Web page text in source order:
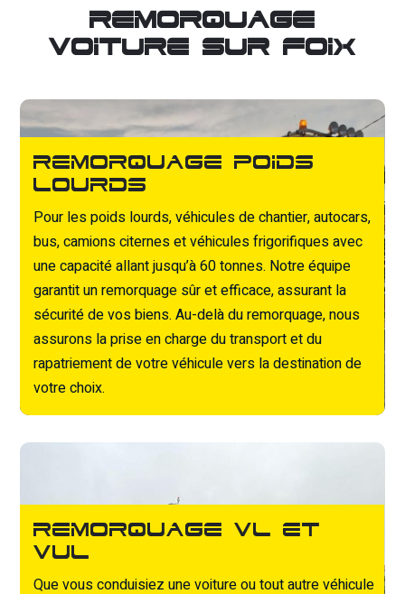
Remorquage
voiture sur Foix
Remorquage poids
lourds
Pour les poids lourds, véhicules de chantier, autocars,
bus, camions citernes et véhicules frigorifiques avec
une capacité allant jusqu’à 60 tonnes. Notre équipe
garantit un remorquage sûr et efficace, assurant la
sécurité de vos biens. Au-delà du remorquage, nous
assurons la prise en charge du transport et du
rapatriement de votre véhicule vers la destination de
votre choix.
Remorquage VL et
VUL
Que vous conduisiez une voiture ou tout autre véhicule